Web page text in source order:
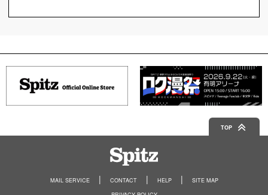
TOP
MAIL SERVICE CONTACT HELP
SITE MAP